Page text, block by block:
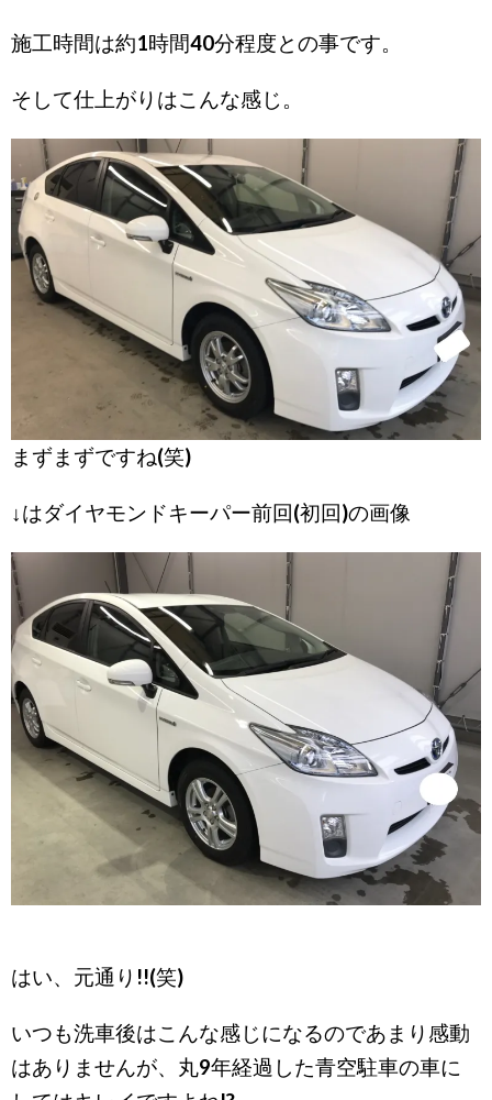
施工時間は約1時間40分程度との事です。
そして仕上がりはこんな感じ。
まずまずですね(笑)
↓はダイヤモンドキーパー前回(初回)の画像
はい、元通り!!(笑)
いつも洗車後はこんな感じになるのであまり感動
はありませんが、丸9年経過した青空駐車の車に